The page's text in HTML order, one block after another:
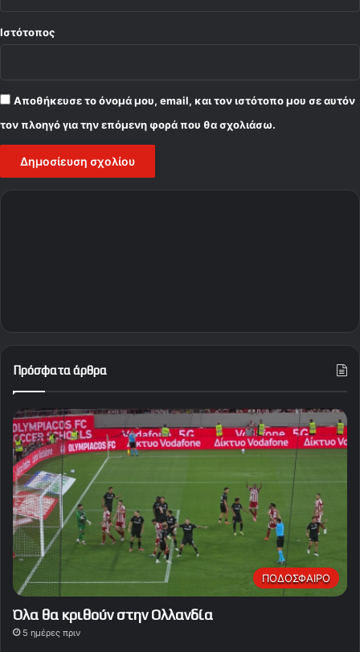
Ιστότοπος
Αποθήκευσε το όνομά μου, email, και τον ιστότοπο μου σε αυτόν
τον πλοηγό για την επόμενη φορά που θα σχολιάσω.
Πρόσφατα άρθρα
ΠΟΔΟΣΦΑΙΡΟ
Όλα θα κριθούν στην Ολλανδία
5 ημέρες πριν